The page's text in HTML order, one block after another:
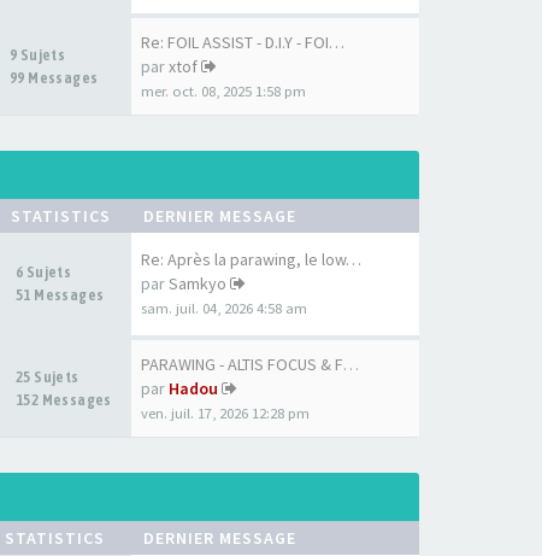
9 Sujets
99 Messages
Re: FOIL ASSIST - D.I.Y - FOI…
parxtof
mer. oct. 08, 2025 1:58 pm
STATISTICS DERNIER MESSAGE
6 Sujets
51 Messages
Re: Après la parawing, le low…
parSamkyo
sam. juil. 04, 2026 4:58 am
25 Sujets
152 Messages
PARAWING - ALTIS FOCUS & FOCU…
par Hadou
ven. juil. 17, 2026 12:28 pm
STATISTICS DERNIER MESSAGE